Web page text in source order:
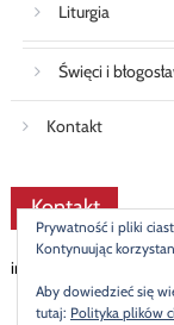
Liturgia
Święci i
Kontakt
Kontakt
info@diakonat.pl
Prywatność i pliki
Kontynuując
Aby dowiedzieć się
tutaj: Polityka plików